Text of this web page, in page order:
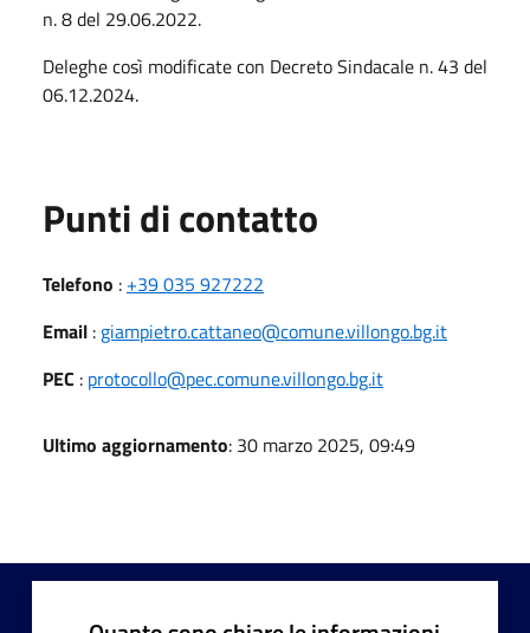
n. 8 del 29.06.2022.
Deleghe così modificate con Decreto Sindacale n. 43 del
06.12.2024.
Punti di contatto
Telefono : +39 035 927222
Email : giampietro.cattaneo@comune.villongo.bg.it
PEC : protocollo@pec.comune.villongo.bg.it
Ultimo aggiornamento: 30 marzo 2025, 09:49